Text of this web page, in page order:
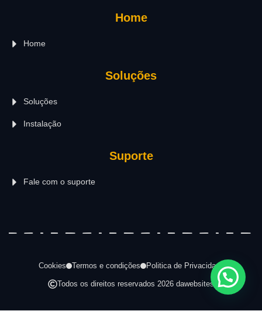
Home
Home
Soluções
Soluções
Instalação
Suporte
Fale com o suporte
Cookies Termos e condições Politica de Privacidade
Todos os direitos reservados 2026 dawebsites